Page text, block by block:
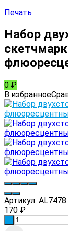
Печать
Набор
0 ₽
В избранное
Артикул: AL7478
170 ₽